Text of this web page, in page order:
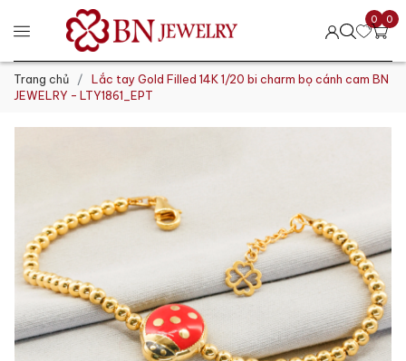
0 0
Trang chủ
Lắc tay Gold Filled 14K 1/20 bi charm bọ cánh cam BN
JEWELRY - LTY1861_EPT